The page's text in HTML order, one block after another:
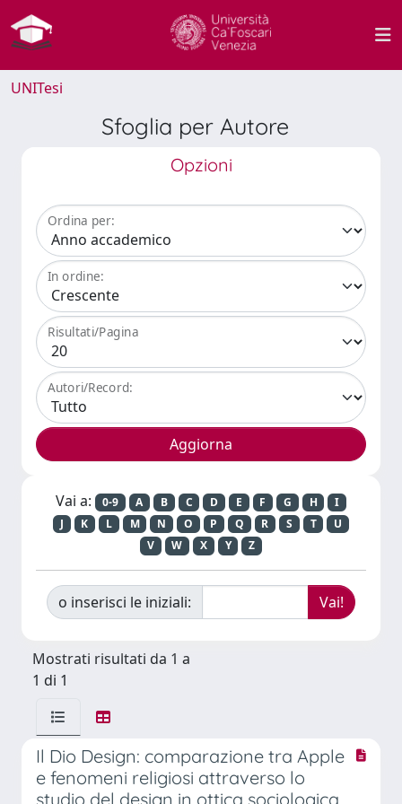
UNITesi
Sfoglia per Autore
Opzioni
Ordina per:
In ordine:
Risultati/Pagina
Autori/Record:
Vai a: 0-9 A B C D E F G H
I
J
K L M N O P Q R S T
U
V
W X Y Z
o inserisci le iniziali:
Mostrati risultati da 1 a
1 di 1
Il Dio Design: comparazione tra Apple
e fenomeni religiosi attraverso lo
studio del design in ottica sociologica